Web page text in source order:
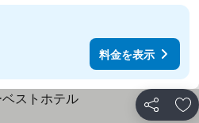
料金を表示
シェア お